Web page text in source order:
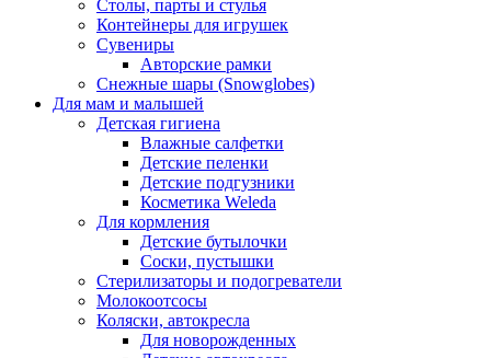
Столы, парты и стулья
Контейнеры для игрушек
Сувениры
Авторские рамки
Снежные шары (Snowglobes)
Для мам и малышей
Детская гигиена
Влажные салфетки
Детские пеленки
Детские подгузники
Косметика Weleda
Для кормления
Детские бутылочки
Соски, пустышки
Стерилизаторы и подогреватели
Молокоотсосы
Коляски, автокресла
Для новорожденных